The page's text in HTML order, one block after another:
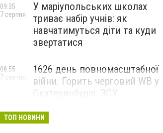
У маріупольських школах
триває набір учнів: як
навчатимуться діти та куди
звертатися
09:35
7 серпня
1626 день повномасштабної
війни. Горить черговий WB у
Єкатеринбурзі. ЗСУ
Маріуполі
08:55
7 серпня
ТОП НОВИНИ